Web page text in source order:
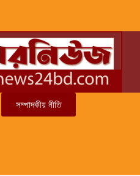
সম্পাদকীয় নীতি